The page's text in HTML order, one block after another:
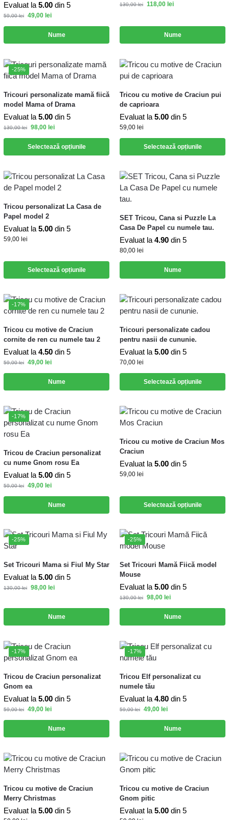
Evaluat la 5.00 din 5
59,00lei 49,00 lei
Nume
130,00lei 118,00 lei
Nume
-25%
Tricouri personalizate mamă fiică
model Mama of Drama
Evaluat la 5.00 din 5
130,00lei 98,00 lei
Selectează opțiunile
Tricou cu motive de Craciun pui
de caprioara
Evaluat la 5.00 din 5
59,00 lei
Selectează opțiunile
Tricou personalizat La Casa de
Papel model 2
Evaluat la 5.00 din 5
59,00 lei
Selectează opțiunile
SET Tricou, Cana si Puzzle La
Casa De Papel cu numele tau.
Evaluat la 4.90 din 5
80,00 lei
Nume
-17%
Tricou cu motive de Craciun
cornite de ren cu numele tau 2
Evaluat la 4.50 din 5
59,00lei 49,00 lei
Nume
Tricouri personalizate cadou
pentru nasii de cununie.
Evaluat la 5.00 din 5
70,00 lei
Selectează opțiunile
-17%
Tricou de Craciun personalizat
cu nume Gnom rosu Ea
Evaluat la 5.00 din 5
59,00lei 49,00 lei
Nume
Tricou cu motive de Craciun Mos
Craciun
Evaluat la 5.00 din 5
59,00 lei
Selectează opțiunile
-25%
Set Tricouri Mama si Fiul My Star
Evaluat la 5.00 din 5
130,00lei 98,00 lei
Nume
-25%
Set Tricouri Mamă Fiică model
Mouse
Evaluat la 5.00 din 5
130,00lei 98,00 lei
Nume
-17%
Tricou de Craciun personalizat
Gnom ea
Evaluat la 5.00 din 5
59,00lei 49,00 lei
Nume
-17%
Tricou Elf personalizat cu
numele tău
Evaluat la 4.80 din 5
59,00lei 49,00 lei
Nume
Tricou cu motive de Craciun
Merry Christmas
Evaluat la 5.00 din 5
Tricou cu motive de Craciun
Gnom pitic
Evaluat la 5.00 din 5